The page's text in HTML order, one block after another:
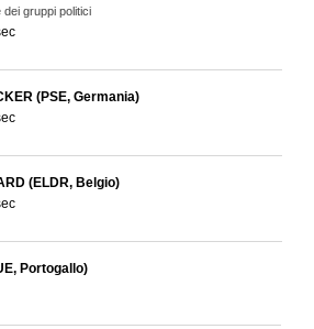
gruppi politici
(PSE, Germania)
(ELDR, Belgio)
Portogallo)